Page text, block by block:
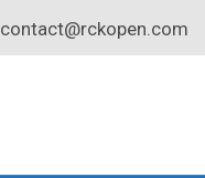
contact@rckopen.com